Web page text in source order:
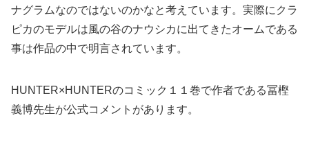
ナグラムなのではないのかなと考えています。実際にクラ
ピカのモデルは風の谷のナウシカに出てきたオームである
事は作品の中で明言されています。
HUNTER×HUNTERのコミック１１巻で作者である冨樫
義博先生が公式コメントがあります。